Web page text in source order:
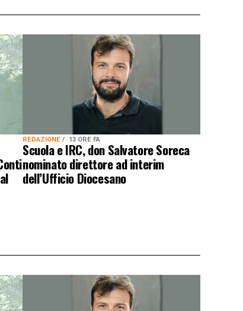
REDAZIONE 13 ORE FA
Scuola e IRC, don Salvatore Soreca
nominato direttore ad interim
dell’Ufficio Diocesano